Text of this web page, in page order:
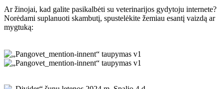
Ar žinojai, kad galite pasikalbėti su veterinarijos gydytoju internete?
Norėdami suplanuoti skambutį, spustelėkite žemiau esantį vaizdą ar
mygtuką: